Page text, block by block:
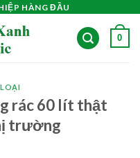
HÀNG ĐẦU
0
rác 60 lít thật
trường